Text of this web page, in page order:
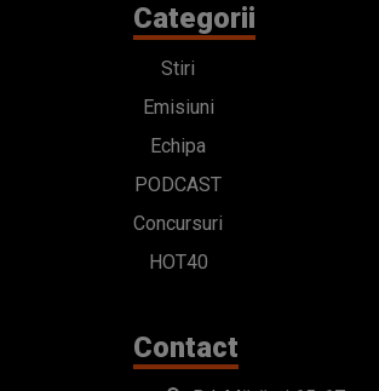
Categorii
Stiri
Emisiuni
Echipa
PODCAST
Concursuri
HOT40
Contact